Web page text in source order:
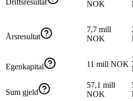
NOK
Årsresultat
7,7 mill
NOK
Egenkapital 11 mill NOK
Sum gjeld
57,1 mill
NOK